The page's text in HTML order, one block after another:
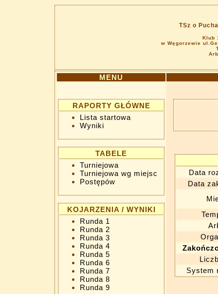
TSz o
Klub
w Węgorzewie
MENU
RAPORTY GŁÓWNE
Lista startowa
Wyniki
TABELE
Turniejowa
Turniejowa wg miejsc
Postępów
KOJARZENIA / WYNIKI
Runda 1
Runda 2
Runda 3
Runda 4
Runda 5
Runda 6
Runda 7
Runda 8
Runda 9
Data
Data
System